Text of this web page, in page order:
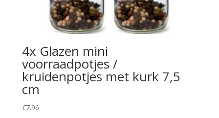
4x Glazen mini
voorraadpotjes /
kruidenpotjes met kurk 7,5
cm
€7.96